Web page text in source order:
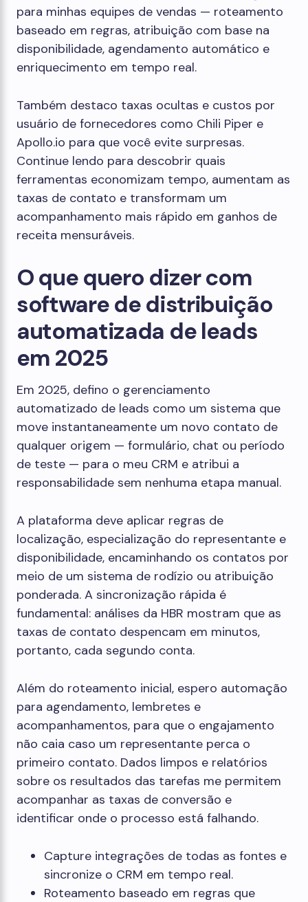
para minhas equipes de vendas — roteamento
baseado em regras, atribuição com base na
disponibilidade, agendamento automático e
enriquecimento em tempo real.
Também destaco taxas ocultas e custos por
usuário de fornecedores como Chili Piper e
Apollo.io para que você evite surpresas.
Continue lendo para descobrir quais
ferramentas economizam tempo, aumentam as
taxas de contato e transformam um
acompanhamento mais rápido em ganhos de
receita mensuráveis.
O que quero dizer com
software de distribuição
automatizada de leads
em 2025
Em 2025, defino o gerenciamento
automatizado de leads como um sistema que
move instantaneamente um novo contato de
qualquer origem — formulário, chat ou período
de teste — para o meu CRM e atribui a
responsabilidade sem nenhuma etapa manual.
A plataforma deve aplicar regras de
localização, especialização do representante e
disponibilidade, encaminhando os contatos por
meio de um sistema de rodízio ou atribuição
ponderada. A sincronização rápida é
fundamental: análises da HBR mostram que as
taxas de contato despencam em minutos,
portanto, cada segundo conta.
Além do roteamento inicial, espero automação
para agendamento, lembretes e
acompanhamentos, para que o engajamento
não caia caso um representante perca o
primeiro contato. Dados limpos e relatórios
sobre os resultados das tarefas me permitem
acompanhar as taxas de conversão e
identificar onde o processo está falhando.
Capture integrações de todas as fontes e
sincronize o CRM em tempo real.
Roteamento baseado em regras que